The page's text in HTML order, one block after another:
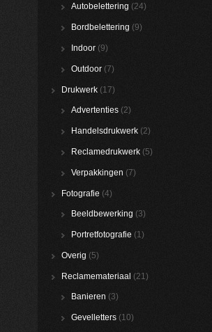
Autobelettering (24)
Bordbelettering (9)
Indoor (9)
Outdoor (7)
Drukwerk (17)
Advertenties (2)
Handelsdrukwerk (2)
Reclamedrukwerk (5)
Verpakkingen (7)
Fotografie (4)
Beeldbewerking (3)
Portretfotografie (1)
Overig (5)
Reclamemateriaal (21)
Banieren (3)
Gevelletters (10)